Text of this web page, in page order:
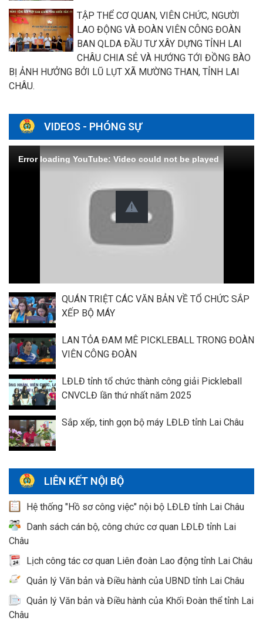
TẬP THỂ CƠ QUAN, VIÊN CHỨC, NGƯỜI
LAO ĐỘNG VÀ ĐOÀN VIÊN CÔNG ĐOÀN
BAN QLDA ĐẦU TƯ XÂY DỰNG TỈNH LAI
CHÂU CHIA SẺ VÀ HƯỚNG TỚI ĐỒNG BÀO
BỊ ẢNH HƯỞNG BỞI LŨ LỤT XÃ MƯỜNG THAN, TỈNH LAI
CHÂU.
VIDEOS - PHÓNG SỰ
Error loading YouTube: Video could not be played
QUÁN TRIỆT CÁC VĂN BẢN VỀ TỔ CHỨC SẮP
XẾP BỘ MÁY
LAN TỎA ĐAM MÊ PICKLEBALL TRONG ĐOÀN
VIÊN CÔNG ĐOÀN
LĐLĐ tỉnh tổ chức thành công giải Pickleball
CNVCLĐ lần thứ nhất năm 2025
Sắp xếp, tinh gọn bộ máy LĐLĐ tỉnh Lai Châu
LIÊN KẾT NỘI BỘ
Hệ thống "Hồ sơ công việc" nội bộ LĐLĐ tỉnh Lai Châu
Danh sách cán bộ, công chức cơ quan LĐLĐ tỉnh Lai
Châu
Lịch công tác cơ quan Liên đoàn Lao động tỉnh Lai Châu
Quản lý Văn bản và Điều hành của UBND tỉnh Lai Châu
Quản lý Văn bản và Điều hành của Khối Đoàn thể tỉnh Lai
Châu